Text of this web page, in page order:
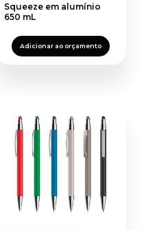
Squeeze em alumínio
650 mL
Adicionar ao orçamento